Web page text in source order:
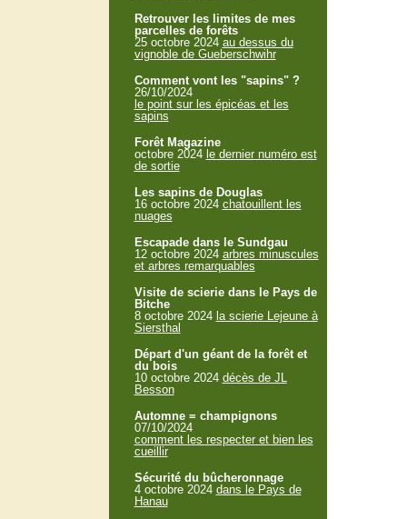
Retrouver les limites de mes
parcelles de forêts
25 octobre 2024 au dessus du
vignoble de Gueberschwihr
Comment vont les "sapins" ?
26/10/2024
le point sur les épicéas et les
sapins
Forêt Magazine
octobre 2024 le dernier numéro est
de sortie
Les sapins de Douglas
16 octobre 2024 chatouillent les
nuages
Escapade dans le Sundgau
12 octobre 2024 arbres minuscules
et arbres remarquables
Visite de scierie dans le Pays de
Bitche
8 octobre 2024 la scierie Lejeune à
Siersthal
Départ d'un géant de la forêt et
du bois
10 octobre 2024 décès de JL
Besson
Automne = champignons
07/10/2024
comment les respecter et bien les
cueillir
Sécurité du bûcheronnage
4 octobre 2024 dans le Pays de
Hanau